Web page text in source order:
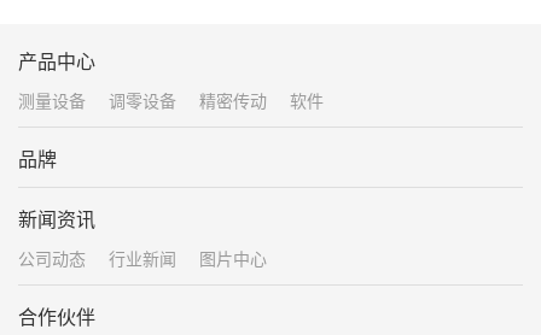
产品中心
测量设备 调零设备 精密传动 软件
品牌
新闻资讯
公司动态 行业新闻 图片中心
合作伙伴